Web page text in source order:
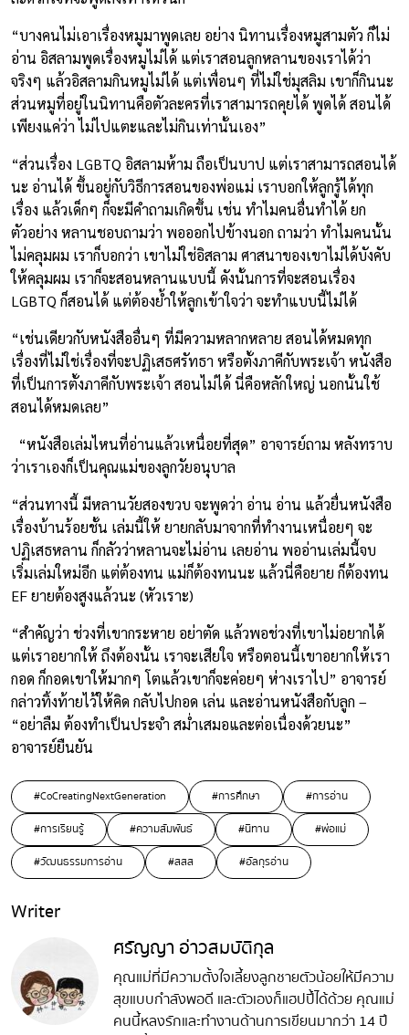
“บางคนไม่เอาเรื่องหมูมาพูดเลย อย่าง นิทานเรื่องหมูสามตัว ก็ไม่
อ่าน อิสลามพูดเรื่องหมูไม่ได้ แต่เราสอนลูกหลานของเราได้ว่า
จริงๆ แล้วอิสลามกินหมูไม่ได้ แต่เพื่อนๆ ที่ไม่ใช่มุสลิม เขาก็กินนะ
ส่วนหมูที่อยู่ในนิทานคือตัวละครที่เราสามารถคุยได้ พูดได้ สอนได้
เพียงแค่ว่า ไม่ไปแตะและไม่กินเท่านั้นเอง”
“ส่วนเรื่อง LGBTQ อิสลามห้าม ถือเป็นบาป แต่เราสามารถสอนได้
นะ อ่านได้ ขึ้นอยู่กับวิธีการสอนของพ่อแม่ เราบอกให้ลูกรู้ได้ทุก
เรื่อง แล้วเด็กๆ ก็จะมีคำถามเกิดขึ้น เช่น ทำไมคนอื่นทำได้ ยก
ตัวอย่าง หลานชอบถามว่า พอออกไปข้างนอก ถามว่า ทำไมคนนั้น
ไม่คลุมผม เราก็บอกว่า เขาไม่ใช่อิสลาม ศาสนาของเขาไม่ได้บังคับ
ให้คลุมผม เราก็จะสอนหลานแบบนี้ ดังนั้นการที่จะสอนเรื่อง
LGBTQ ก็สอนได้ แต่ต้องย้ำให้ลูกเข้าใจว่า จะทำแบบนี้ไม่ได้
“เช่นเดียวกับหนังสืออื่นๆ ที่มีความหลากหลาย สอนได้หมดทุก
เรื่องที่ไม่ใช่เรื่องที่จะปฏิเสธศรัทธา หรือตั้งภาคีกับพระเจ้า หนังสือ
ที่เป็นการตั้งภาคีกับพระเจ้า สอนไม่ได้ นี่คือหลักใหญ่ นอกนั้นใช้
สอนได้หมดเลย”
“หนังสือเล่มไหนที่อ่านแล้วเหนื่อยที่สุด” อาจารย์ถาม หลังทราบ
ว่าเราเองก็เป็นคุณแม่ของลูกวัยอนุบาล
“ส่วนทางนี้ มีหลานวัยสองขวบ จะพูดว่า อ่าน อ่าน แล้วยื่นหนังสือ
เรื่องบ้านร้อยชั้น เล่มนี้ให้ ยายกลับมาจากที่ทำงานเหนื่อยๆ จะ
ปฏิเสธหลาน ก็กลัวว่าหลานจะไม่อ่าน เลยอ่าน พออ่านเล่มนี้จบ
เริ่มเล่มใหม่อีก แต่ต้องทน แม่ก็ต้องทนนะ แล้วนี่คือยาย ก็ต้องทน
EF ยายต้องสูงแล้วนะ (หัวเราะ)
“สำคัญว่า ช่วงที่เขากระหาย อย่าตัด แล้วพอช่วงที่เขาไม่อยากได้
แต่เราอยากให้ ถึงต้องนั้น เราจะเสียใจ หรือตอนนี้เขาอยากให้เรา
กอด ก็กอดเขาให้มากๆ โตแล้วเขาก็จะค่อยๆ ห่างเราไป” อาจารย์
กล่าวทิ้งท้ายไว้ให้คิด กลับไปกอด เล่น และอ่านหนังสือกับลูก –
“อย่าลืม ต้องทำเป็นประจำ สม่ำเสมอและต่อเนื่องด้วยนะ”
อาจารย์ยืนยัน
#CoCreatingNextGeneration #การศึกษา
#การอ่าน
#การเรียนรู้
#ความสัมพันธ์ #นิทาน
#พ่อแม่
#วัฒนธรรมการอ่าน
#สสส #อัลกุรอ่าน
Writer
ศรัญญา อ่าวสมบัติกุล
คุณแม่ที่มีความตั้งใจเลี้ยงลูกชายตัวน้อยให้มีความ
สุขแบบกำลังพอดี และตัวเองก็แฮปปี้ได้ด้วย คุณแม่
คนนี้หลงรักและทำงานด้านการเขียนมากว่า 14 ปี